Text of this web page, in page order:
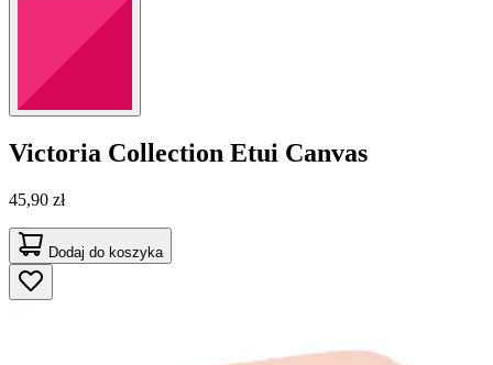
Victoria Collection Etui Canvas
45,90 zł
Dodaj do koszyka